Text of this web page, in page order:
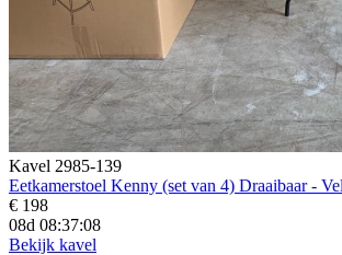
Kavel 2985-139
Eetkamerstoel Kenny (set van 4) Draaibaar -
€ 198
08d 08:37:07
Bekijk kavel